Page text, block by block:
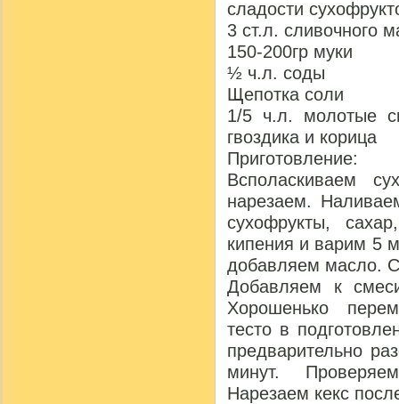
сладости
3 ст.л. сливочного
150-200гр муки
½ ч.л. соды
Щепотка соли
1/5 ч.л. молотые
гвоздика и корица
Приготовление:
Всполаскиваем
нарезаем.
сухофрукты,
кипения и варим 5
добавляем масло.
Добавляем к
Хорошенько
тесто в
предварительно
минут.
Нарезаем кекс